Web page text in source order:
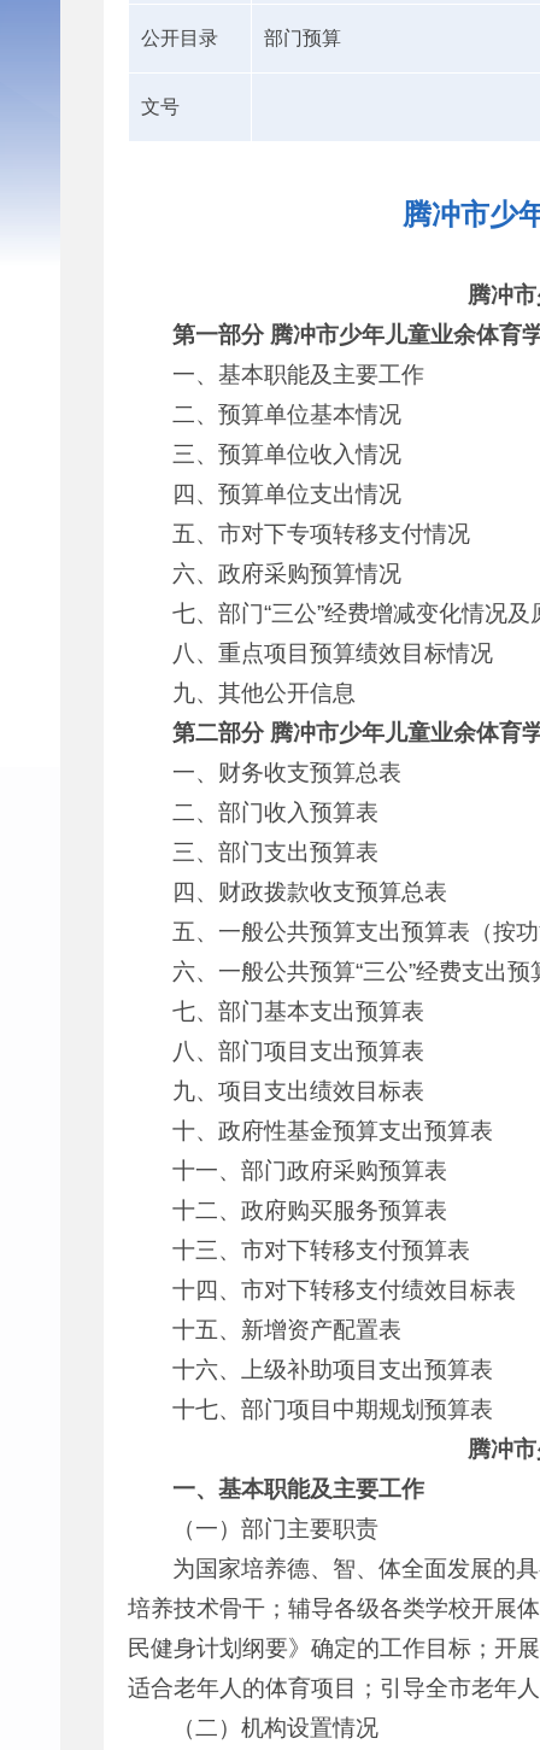
公开目录 部门预算
文号
腾冲市少
腾冲
第一部分 腾冲市少年儿童业余体育
一、基本职能及主要工作
二、预算单位基本情况
三、预算单位收入情况
四、预算单位支出情况
五、市对下专项转移支付情况
六、政府采购预算情况
七、部门“三公”经费增减变化情况及
八、重点项目预算绩效目标情况
九、其他公开信息
第二部分 腾冲市少年儿童业余体育
一、财务收支预算总表
二、部门收入预算表
三、部门支出预算表
四、财政拨款收支预算总表
五、一般公共预算支出预算表（按
六、一般公共预算“三公”经费支出预
七、部门基本支出预算表
八、部门项目支出预算表
九、项目支出绩效目标表
十、政府性基金预算支出预算表
十一、部门政府采购预算表
十二、政府购买服务预算表
十三、市对下转移支付预算表
十四、市对下转移支付绩效目标表
十五、新增资产配置表
十六、上级补助项目支出预算表
十七、部门项目中期规划预算表
腾冲
一、基本职能及主要工作
（一）部门主要职责
为国家培养德、智、体全面发展的
培养技术骨干；辅导各级各类学校开展
民健身计划纲要》确定的工作目标；开
适合老年人的体育项目；引导全市老年
（二）机构设置情况